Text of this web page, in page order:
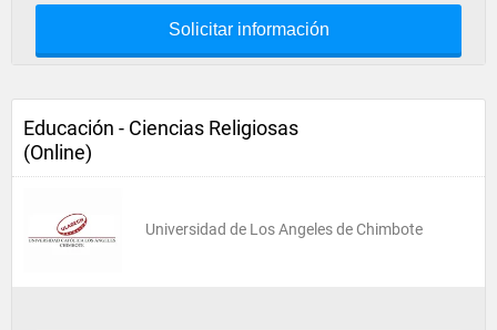
Solicitar información
Educación - Ciencias Religiosas
(Online)
Universidad de Los Angeles de Chimbote